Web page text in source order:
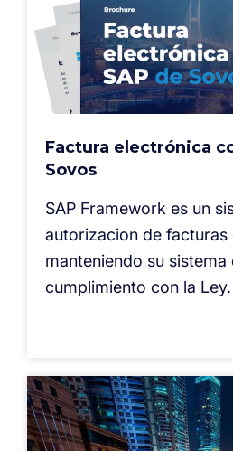
Factura electrónica
Sovos
SAP Framework es un
autorizacion de facturas
manteniendo su
cumplimiento con la Ley.